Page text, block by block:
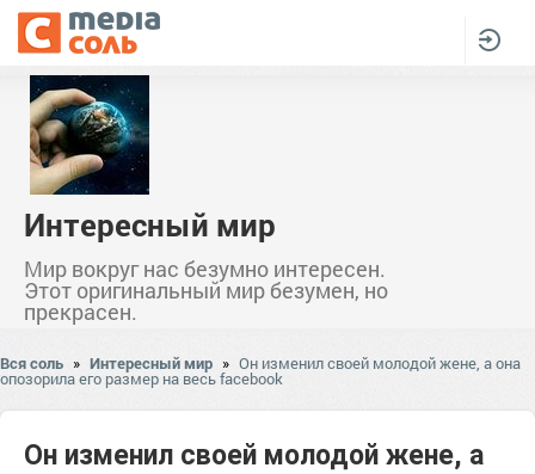
Интересный мир
Мир вокруг нас безумно интересен.
Этот оригинальный мир безумен, но
прекрасен.
Вся соль » Интересный мир » Он изменил своей молодой жене, а она
опозорила его размер на весь facebook
Он изменил своей молодой жене, а